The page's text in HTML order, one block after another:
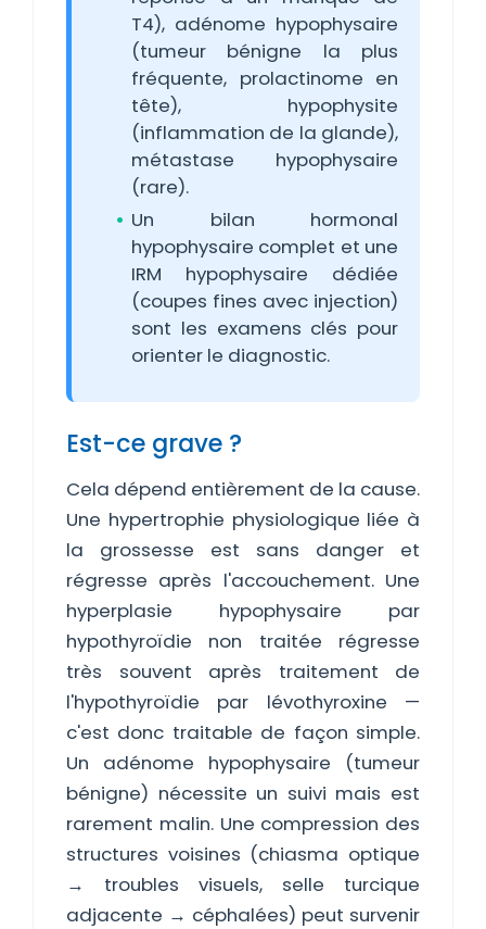
T4), adénome hypophysaire
(tumeur bénigne la plus
fréquente, prolactinome en
tête), hypophysite
(inflammation de la glande),
métastase hypophysaire
(rare).
Un bilan hormonal
hypophysaire complet et une
IRM hypophysaire dédiée
(coupes fines avec injection)
sont les examens clés pour
orienter le diagnostic.
Est-ce grave ?
Cela dépend entièrement de la cause.
Une hypertrophie physiologique liée à
la grossesse est sans danger et
régresse après l'accouchement. Une
hyperplasie hypophysaire par
hypothyroïdie non traitée régresse
très souvent après traitement de
l'hypothyroïdie par lévothyroxine —
c'est donc traitable de façon simple.
Un adénome hypophysaire (tumeur
bénigne) nécessite un suivi mais est
rarement malin. Une compression des
structures voisines (chiasma optique
→ troubles visuels, selle turcique
adjacente → céphalées) peut survenir